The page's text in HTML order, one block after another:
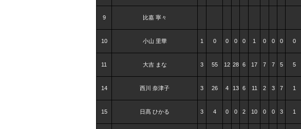
9 比嘉 寧々
10 小山 里華 1 0 0 0 0 1 0 0 0 0
11 大吉 まな 3 55 12 28 6 17 7 7 5 5
14 西川 奈津子 3 26 4 13 6 11 2 3 7 1
15 日髙 ひかる 3 4 0 0 2 10 0 0 3 1